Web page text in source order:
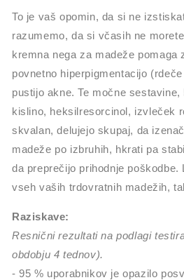
To je vaš opomin, da si ne
razumemo, da si včasih ne
kremna nega za madeže pomaga
povnetno hiperpigmentacijo
pustijo akne. Te močne
kislino, heksilresorcinol, izvleček
skvalan, delujejo skupaj, da
madeže po izbruhih, hkrati pa
da preprečijo prihodnje poškodbe.
vseh vaših trdovratnih madežih,
Raziskave:
Resnični rezultati na podlagi
obdobju 4 tednov).
- 95 % uporabnikov je opazilo